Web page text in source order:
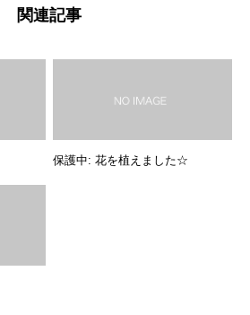
関連記事
保護中: 花を植えました☆